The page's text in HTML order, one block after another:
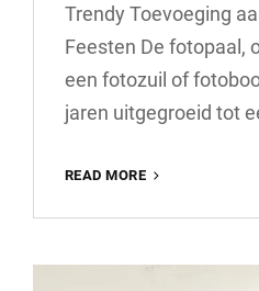
Trendy Toevoeging
Feesten De fotopaal,
een fotozuil of
jaren uitgegroeid tot
READ MORE
FOTOPAAL